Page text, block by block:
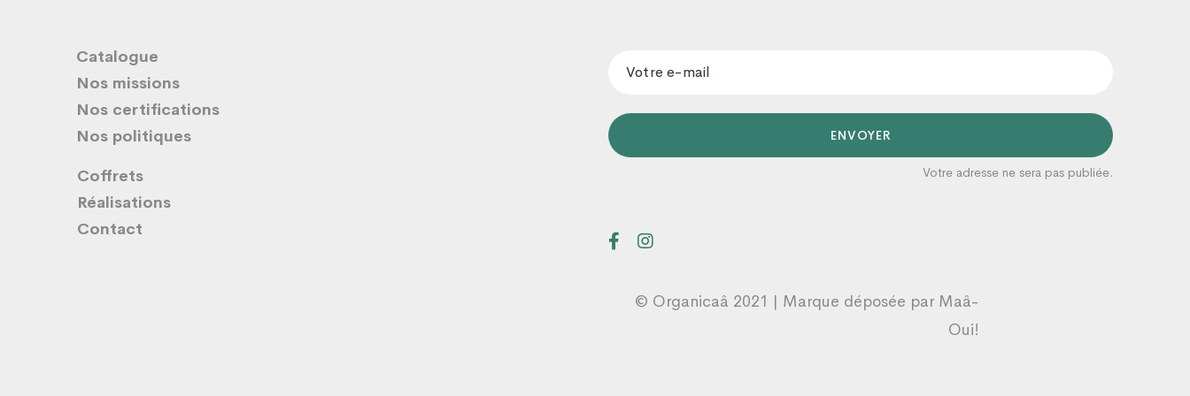
Catalogue
Nos missions
Nos certifications
Nos politiques
Coffrets
Réalisations
Contact
ENVOYER
Votre adresse ne sera pas publiée.
© Organicaâ 2021 | Marque déposée par Maâ-
Oui!